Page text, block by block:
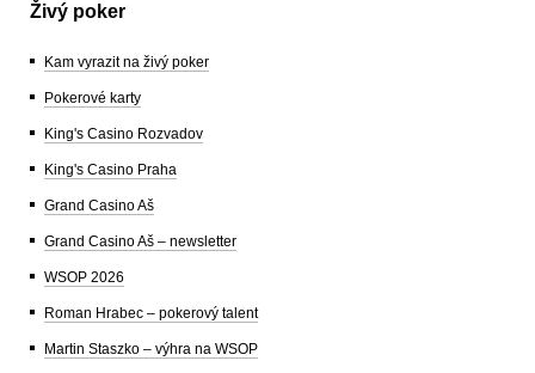
Živý poker
Kam vyrazit na živý poker
Pokerové karty
King's Casino Rozvadov
King's Casino Praha
Grand Casino Aš
Grand Casino Aš – newsletter
WSOP 2026
Roman Hrabec – pokerový talent
Martin Staszko – výhra na WSOP